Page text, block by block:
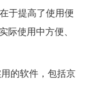
于提高了使用便
际使用中方便、
的软件，包括京